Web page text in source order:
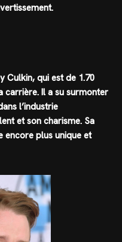
Culkin, qui est de 1.70
carrière. Il a su surmonter
l’industrie
et son charisme. Sa
encore plus unique et